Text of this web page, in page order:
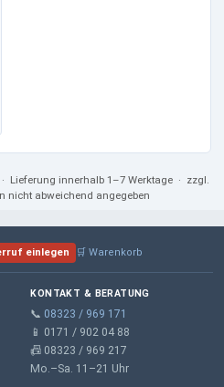
· Lieferung innerhalb 1–7 Werktage · zzgl.
nicht abweichend angegeben
einlegen 🛒 Warenkorb
KONTAKT & BERATUNG
📞 08323 / 969 171
📱 0171 / 902 04 88
📠 08323 / 969 217
Mo.–Sa. 11–21 Uhr